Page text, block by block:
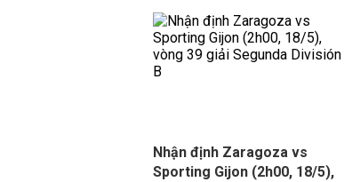
Nhận định Zaragoza vs
Sporting Gijon (2h00, 18/5),